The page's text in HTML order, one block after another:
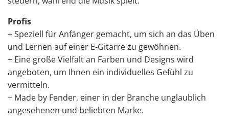
Profis
+Speziell für Anfänger gemacht, um sich an das Üben
und Lernen auf einer E-Gitarre zu gewöhnen.
+ Eine große Vielfalt an Farben und Designs wird
angeboten, um Ihnen ein individuelles Gefühl zu
vermitteln.
+ Made by Fender, einer in der Branche unglaublich
angesehenen und beliebten Marke.